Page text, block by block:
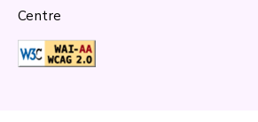
Centre